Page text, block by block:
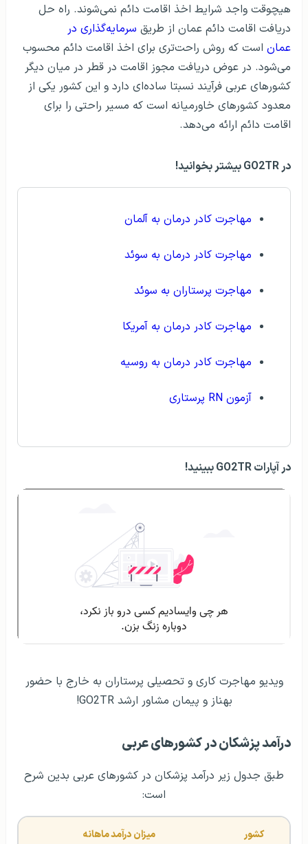
هیچوقت واجد شرایط اخذ اقامت دائم نمی‌شوند. راه حل
دریافت اقامت دائم عمان از طریق سرمایه‌گذاری در
عمان است که روش راحت‌تری برای اخذ اقامت دائم محسوب
می‌شود. در عوض دریافت مجوز اقامت در قطر در میان دیگر
کشورهای عربی فرآیند نسبتا ساده‌ای دارد و این کشور یکی از
معدود کشورهای خاورمیانه است که مسیر راحتی را برای
اقامت دائم ارائه می‌دهد.
در GO2TR بیشتر بخوانید!
مهاجرت کادر درمان به آلمان
مهاجرت کادر درمان به سوئد
مهاجرت پرستاران به سوئد
مهاجرت کادر درمان به آمریکا
مهاجرت کادر درمان به روسیه
آزمون RN پرستاری
در آپارات GO2TR ببینید!
ویدیو مهاجرت کاری و تحصیلی پرستاران به خارج با حضور
بهناز و پیمان مشاور ارشد GO2TR!
درآمد پزشکان در کشورهای عربی
طبق جدول زیر درآمد پزشکان در کشورهای عربی بدین شرح
است:
کشور میزان درآمد ماهانه